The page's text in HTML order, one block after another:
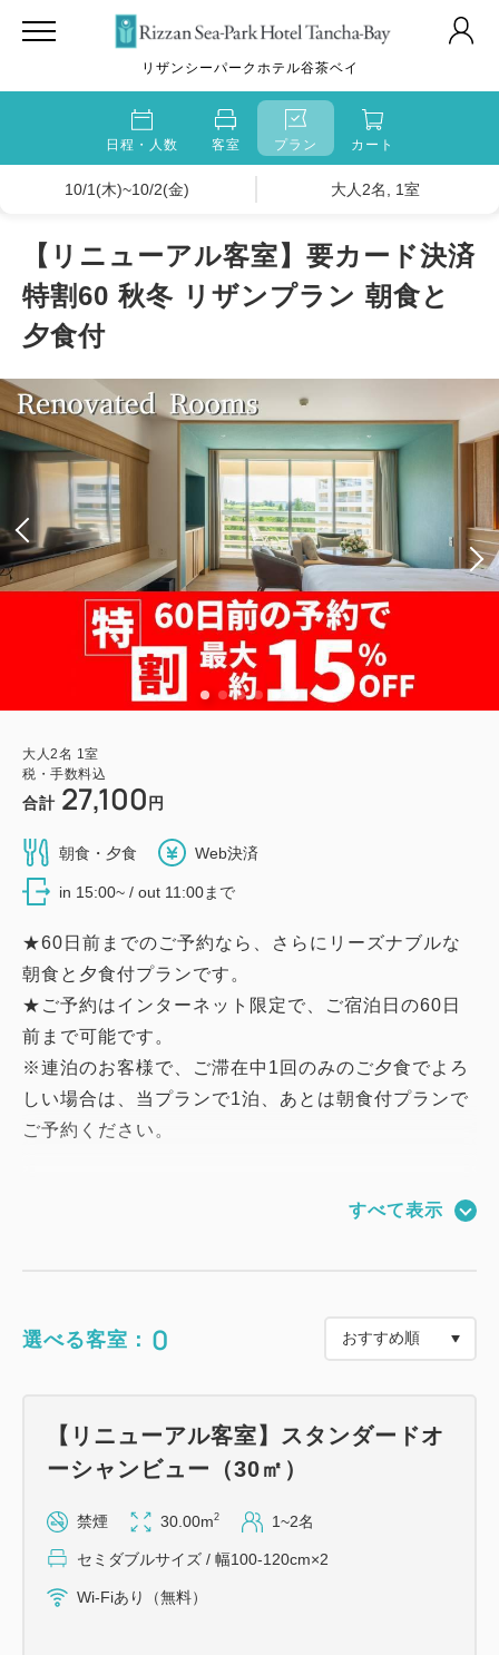
リザンシーパークホテル谷茶ベイ
日程・人数 客室 プラン カート
10/1(木)~10/2(金) 大人2名, 1室
【リニューアル客室】要カード決済
特割60 秋冬 リザンプラン 朝食と
夕食付
大人2名 1室
税・手数料込
合計 27,100 円
朝食・夕食 Web決済
in 15:00~ / out 11:00まで
★60日前までのご予約なら、さらにリーズナブルな
朝食と夕食付プランです。
★ご予約はインターネット限定で、ご宿泊日の60日
前まで可能です。
※連泊のお客様で、ご滞在中1回のみのご夕食でよろ
しい場合は、当プランで1泊、あとは朝食付プランで
ご予約ください。
★全面リニューアルした新しい客室で、特別な時間を
★ご夕食は、和食／洋食・中華／バーベキューのレス
★ご朝食は、和洋食バイキングをお楽しみください。
①ウェルカムドリンク1杯付です。
②朝食券をランチ券としてもご利用いただけます。
③2連泊ではスイーツバイキングが1回、3連泊ではラ
すべて表示
選べる客室： 0
【リニューアル客室】スタンダードオ
ーシャンビュー（30㎡）
禁煙 30.00m2 1~2名
セミダブルサイズ / 幅100-120cm×2
Wi-Fiあり（無料）